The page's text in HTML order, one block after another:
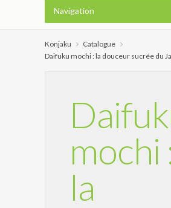
Navigation
Konjaku
Catalogue
Daifuku mochi : la douceur sucrée du
mochi
la